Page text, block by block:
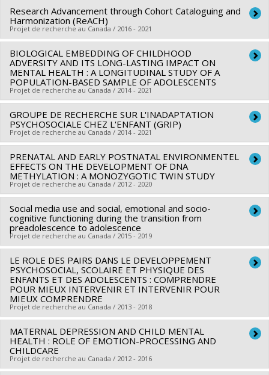
Programmes de subvention :
PVXXXXXX-(SE) Programme
Soutien aux équipes de recherche - Stade de
développement : Fonctionnement
Chercheur principal : Sylvana Côté
Sources de financement : Fondation de l'Hôpital Ste-Justine
Programmes de subvention :
Research Advancement through Cohort Cataloguing and
Harmonization (ReACH)
Projet de recherche au Canada / 2016 - 2021
Chercheur principal : Isabel Fortier
Co-chercheurs : Sylvana Côté,Zhong-Cheng Luo
Sources de financement :IRSC/Instituts de recherche en
santé du Canada
Programmes de subvention :PVXX5647-(MOP) Subvention
de fonctionnement incluant les subventions de
fonctionnement programmatiques (général)
BIOLOGICAL EMBEDDING OF CHILDHOOD
ADVERSITY AND ITS LONG-LASTING IMPACT ON
MENTAL HEALTH : A LONGITUDINAL STUDY OF A
POPULATION-BASED SAMPLE OF ADOLESCENTS
Projet de recherche au Canada / 2014 - 2021
Chercheur principal : Isabelle Ouellet-Morin
Co-chercheurs : Richard Ernest Tremblay ,
Sylvana Côté,Sonia Lupien,Linda Booij,Moshe Szyf,
Michel Boivin
Sources de financement :IRSC/Instituts de recherche en
santé du Canada
Programmes de subvention :PVXX5647-(MOP) Subvention
de fonctionnement incluant les subventions de
fonctionnement programmatiques (général)
GROUPE DE RECHERCHE SUR L'INADAPTATION
PSYCHOSOCIALE CHEZ L'ENFANT (GRIP)
Projet de recherche au Canada / 2014 - 2021
Chercheur principal : Frank Vitaro
Co-chercheurs : Jacques-Yves Montplaisir,Richard Ernest
Tremblay,René Carbonneau, Éric Lacourse
Conrod
Sylvana Côté Mireille Joussemet
Isabelle Ouellet-
Morin,Nathalie Fontaine,Natalie Castellanos Ryan
Philippe Gouin,Marie-Claude Geoffroy
Marco Leyton,Gustavo Turecki,Robert O Pihl,Marie-
Claude Salvas ,Sébastien Normand,Simon Larose
Ginette
Dionne,Rose Marie Mara Brendgen,Catherine Herba
Gina Muckle,Frédéric Guay , Stéphane Duchesne,
Ratelle,François Poulin,Georges Tarabulsy
Battaglia,Anne-Sophie Denault,Célia Matte-Gagné,André
Plamondon,Melanie Dirks,Michel Boivin
Sources de financement :
Québec - Société et culture (FQRSC)
PRENATAL AND EARLY POSTNATAL ENVIRONMENTEL
EFFECTS ON THE DEVELOPMENT OF DNA
METHYLATION : A MONOZYGOTIC TWIN STUDY
Projet de recherche au Canada / 2012 - 2020
Chercheur principal : Richard Ernest Tremblay
Co-chercheurs : William Fraser,Sylvana Côté,
William Fraser,Moshe Szyf,Patrick Mcgowan
Sources de financement :IRSC/Instituts de recherche en
santé du Canada
Programmes de subvention :
de fonctionnement incluant les subventions de
fonctionnement programmatiques (général)
Social media use and social, emotional and socio-
cognitive functioning during the transition from
preadolescence to adolescence
Projet de recherche au Canada / 2015 - 2019
Chercheur principal : Catherine Herba
Co-chercheurs : Miriam Beauchamp ,Sylvana Côté
Sources de financement :CRSH/Conseil de recherches en
sciences humaines du Canada
Programmes de subvention :
LE ROLE DES PAIRS DANS LE DEVELOPPEMENT
PSYCHOSOCIAL, SCOLAIRE ET PHYSIQUE DES
ENFANTS ET DES ADOLESCENTS : COMPRENDRE
POUR MIEUX INTERVENIR ET INTERVENIR POUR
MIEUX COMPRENDRE
Projet de recherche au Canada / 2013 - 2018
Chercheur principal : Frank Vitaro
Co-chercheurs : Stéphane Cantin ,Sylvana Côté,Isabelle
Ouellet-Morin,Marie-Claude Salvas
MATERNAL DEPRESSION AND CHILD MENTAL
HEALTH : ROLE OF EMOTION-PROCESSING AND
CHILDCARE
Projet de recherche au Canada / 2012 - 2016